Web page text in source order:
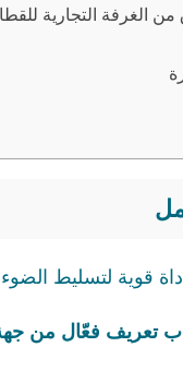
التجارية
قوية لتسليط الضوء
تعريف فعّال من